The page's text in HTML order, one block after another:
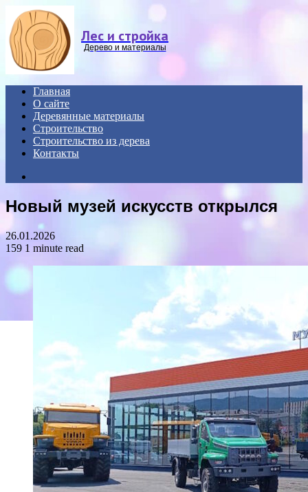
Лес и стройка
Дерево и материалы
Главная
О сайте
Деревянные материалы
Строительство
Строительство из дерева
Контакты
Новый музей искусств открылся
26.01.2026
159 1 minute read